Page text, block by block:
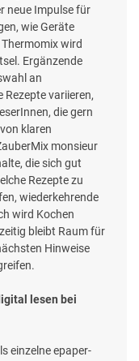
neue Impulse für
wie Geräte
wird
Ergänzende
an
variieren,
die gern
klaren
monsieur
die sich gut
Rezepte zu
wiederkehrende
wird Kochen
bleibt Raum für
Hinweise
lesen bei
einzelne epaper-